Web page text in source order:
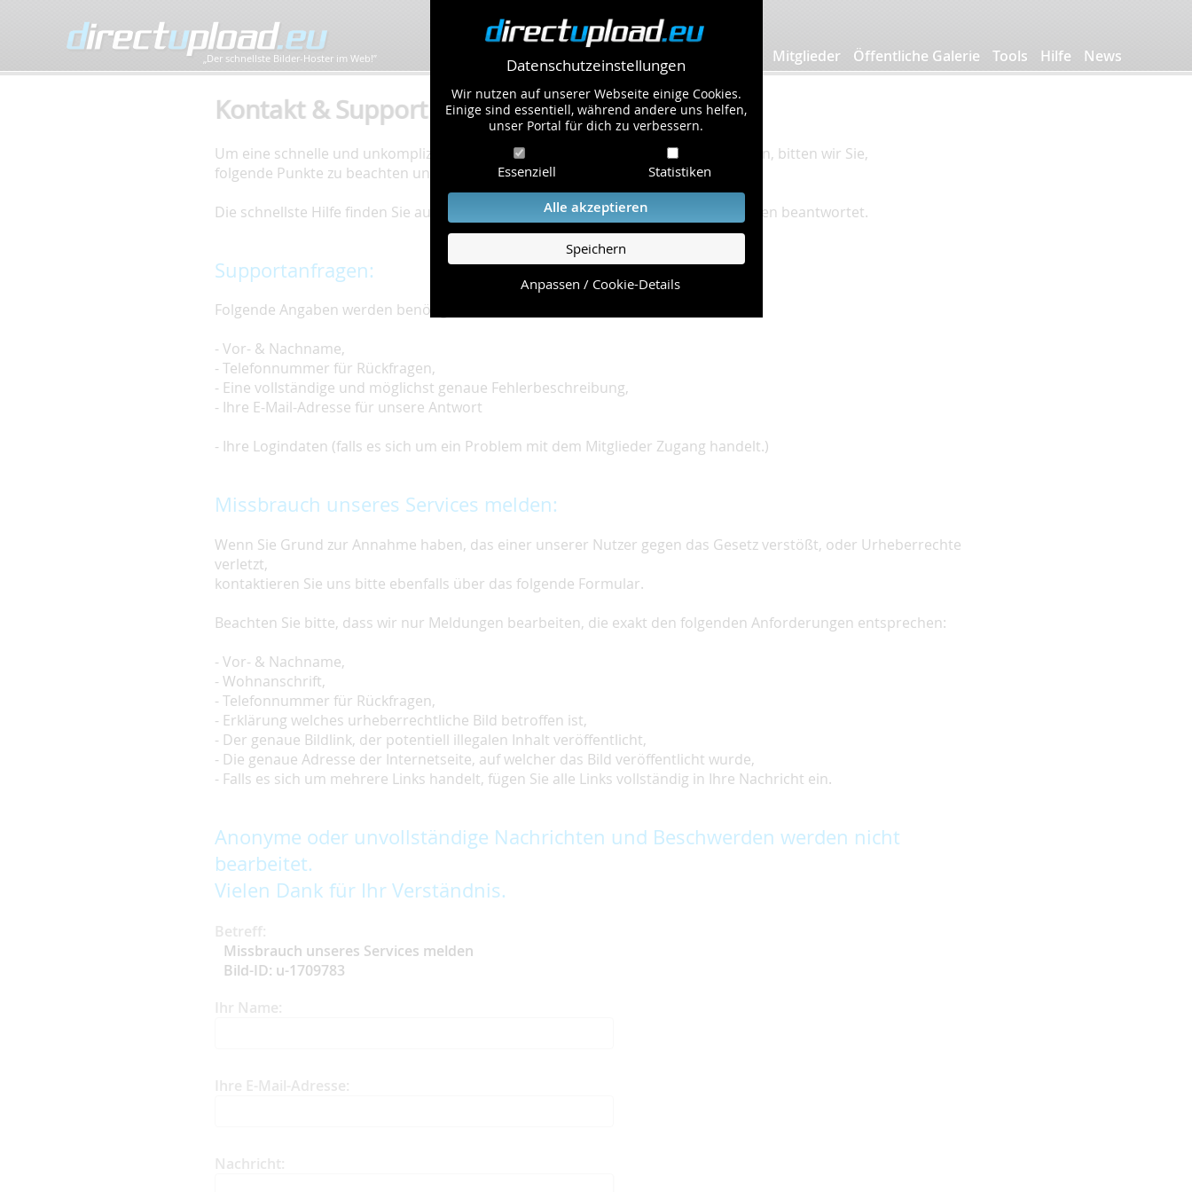
Datenschutzeinstellungen
Wir nutzen auf unserer Webseite einige Cookies.
Einige sind essentiell, während andere uns helfen,
unser Portal für dich zu verbessern.
Essenziell Statistiken
Alle akzeptieren
Speichern
Anpassen / Cookie-Details
„Der schnellste Bilder-Hoster im Web!” Mitglieder Öffentliche Galerie Tools Hilfe News
Kontakt & Support
Um eine schnelle und unkomplizierte Bearbeitung Ihres Problems zu gewährleisten, bitten wir Sie,
folgende Punkte zu beachten und einzuhalten.
Die schnellste Hilfe finden Sie auf unserer
Hilfe Seite, die die häufig gestellten Fragen beantwortet.
Supportanfragen:
Folgende Angaben werden benötigt:
- Vor- & Nachname,
- Telefonnummer für Rückfragen,
- Eine vollständige und möglichst genaue Fehlerbeschreibung,
- Ihre E-Mail-Adresse für unsere Antwort
- Ihre Logindaten (falls es sich um ein Problem mit dem Mitglieder Zugang handelt.)
Missbrauch unseres Services melden:
Wenn Sie Grund zur Annahme haben, das einer unserer Nutzer gegen das Gesetz verstößt, oder Urheberrechte
verletzt,
kontaktieren Sie uns bitte ebenfalls über das folgende Formular.
Beachten Sie bitte, dass wir nur Meldungen bearbeiten, die exakt den folgenden Anforderungen entsprechen:
- Vor- & Nachname,
- Wohnanschrift,
- Telefonnummer für Rückfragen,
- Erklärung welches urheberrechtliche Bild betroffen ist,
- Der genaue Bildlink, der potentiell illegalen Inhalt veröffentlicht,
- Die genaue Adresse der Internetseite, auf welcher das Bild veröffentlicht wurde,
- Falls es sich um mehrere Links handelt, fügen Sie alle Links vollständig in Ihre Nachricht ein.
Anonyme oder unvollständige Nachrichten und Beschwerden werden nicht
bearbeitet.
Vielen Dank für Ihr Verständnis.
Betreff:
Missbrauch unseres Services melden
Bild-ID: u-1709783
Ihr Name:
Ihre E-Mail-Adresse:
Nachricht: